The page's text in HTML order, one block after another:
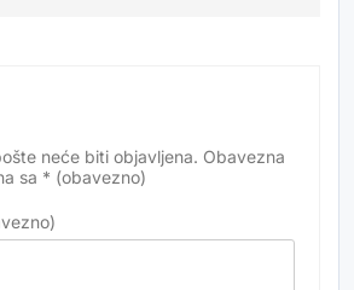
neće biti objavljena. Obavezna
sa * (obavezno)